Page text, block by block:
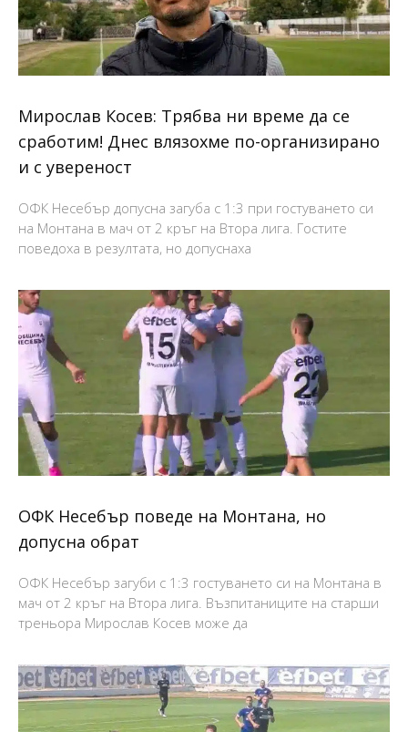
Мирослав Косев: Трябва ни време да се
сработим! Днес влязохме по-организирано
и с увереност
ОФК Несебър допусна загуба с 1:3 при гостуването си
на Монтана в мач от 2 кръг на Втора лига. Гостите
поведоха в резултата, но допуснаха
ОФК Несебър поведе на Монтана, но
допусна обрат
ОФК Несебър загуби с 1:3 гостуването си на Монтана в
мач от 2 кръг на Втора лига. Възпитаниците на старши
треньора Мирослав Косев може да